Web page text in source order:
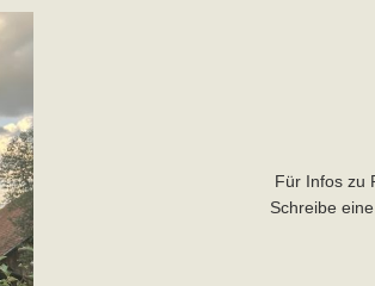
Für Infos zu
Schreibe